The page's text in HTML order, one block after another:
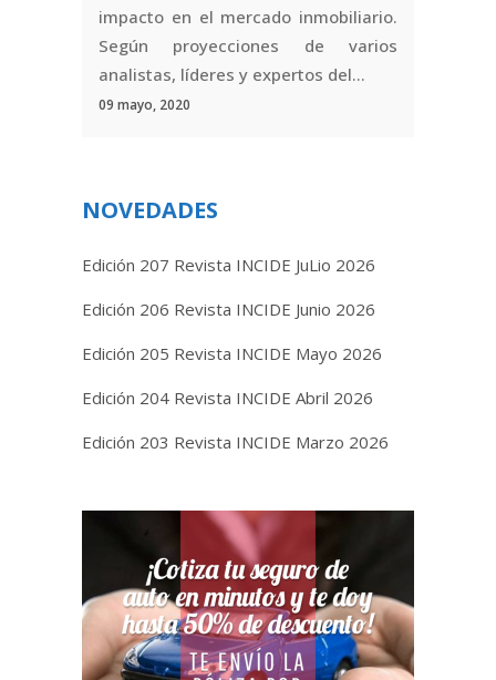
impacto en el mercado inmobiliario.
Según proyecciones de varios
analistas, líderes y expertos del...
09 mayo, 2020
NOVEDADES
Edición 207 Revista INCIDE JuLio 2026
Edición 206 Revista INCIDE Junio 2026
Edición 205 Revista INCIDE Mayo 2026
Edición 204 Revista INCIDE Abril 2026
Edición 203 Revista INCIDE Marzo 2026